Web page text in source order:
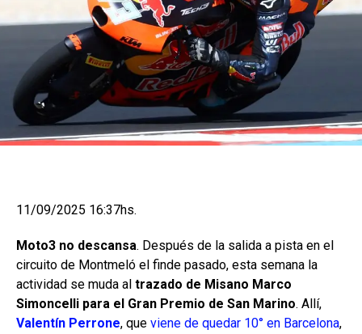
11/09/2025 16:37hs.
Moto3 no descansa. Después de la salida a pista en el
circuito de Montmeló el finde pasado, esta semana la
actividad se muda al trazado de Misano Marco
Simoncelli para el Gran Premio de San Marino. Allí,
Valentín Perrone, que viene de quedar 10° en Barcelona,